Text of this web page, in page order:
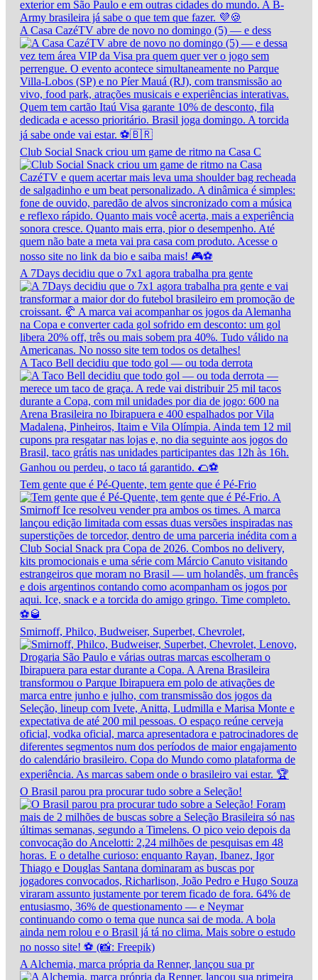
A Casa CazéTV abre de novo no domingo (5) — e dess
Club Social Snack criou um game de ritmo na Casa C
A 7Days decidiu que o 7x1 agora trabalha pra gente
A Taco Bell decidiu que todo gol — ou toda derrota
Tem gente que é Pé-Quente, tem gente que é Pé-Frio
Smirnoff, Philco, Budweiser, Superbet, Chevrolet,
O Brasil parou pra procurar tudo sobre a Seleção!
A Alchemia, marca própria da Renner, lançou sua pr